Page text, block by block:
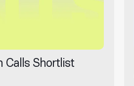
Calls Shortlist